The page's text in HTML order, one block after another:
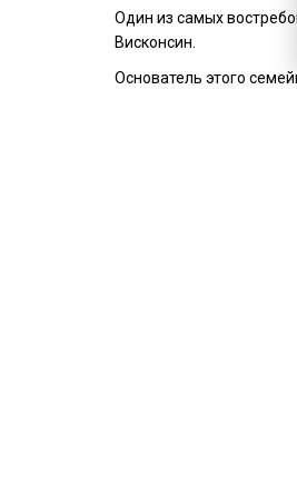
Один из самых
Висконсин.
Основатель этого